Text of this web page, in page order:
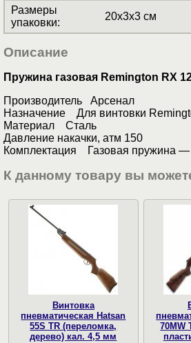
Размеры
упаковки:
20x3x3 см
Описание
Пружина газовая Remington RX
Производитель Арсенал
Назначение Для винтовки
Материал Сталь
Давление накачки, атм 150
Комплектация Газовая пружина
К данному товару вы
Винтовка
пневматическая Hatsan
55S TR (переломка,
дерево) кал. 4,5 мм
70MW